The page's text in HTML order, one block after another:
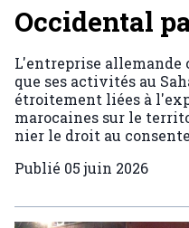
Occidental
L'entreprise allemande
que ses activités au
étroitement liées à
marocaines sur le
nier le droit au
Publié 05 juin 2026